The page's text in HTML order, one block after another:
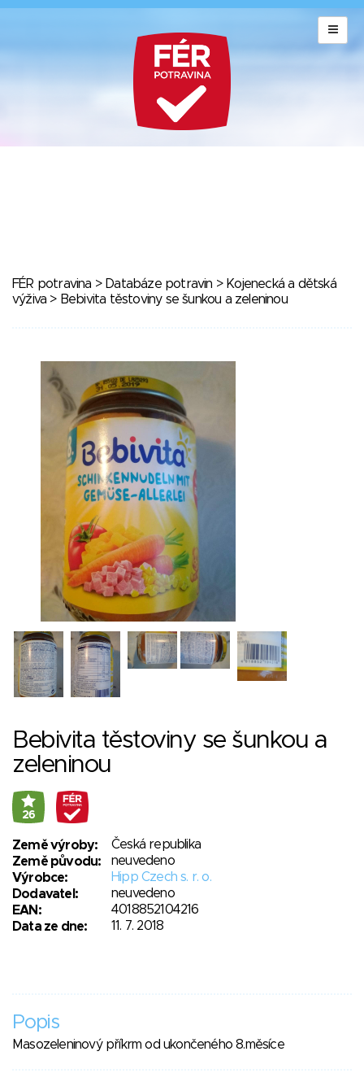
FÉR potravina > Databáze potravin > Kojenecká a dětská
výživa > Bebivita těstoviny se šunkou a zeleninou
Bebivita těstoviny se šunkou a
zeleninou
26
Země výroby:
Česká republika
Země původu:
neuvedeno
Výrobce:
Hipp Czech s. r. o.
Dodavatel:
neuvedeno
EAN:
4018852104216
Data ze dne:
11. 7. 2018
Popis
Masozeleninový příkrm od ukončeného 8.měsíce